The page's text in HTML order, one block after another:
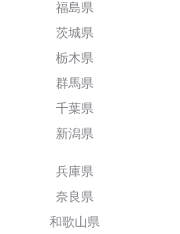
福島県
茨城県
栃木県
群馬県
千葉県
新潟県
兵庫県
奈良県
和歌山県